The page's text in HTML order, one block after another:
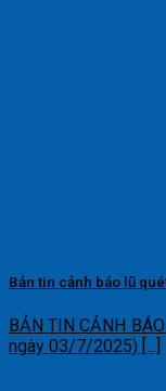
Bản tin cảnh báo lũ
BẢN TIN CẢNH
ngày 03/7/2025) [...]